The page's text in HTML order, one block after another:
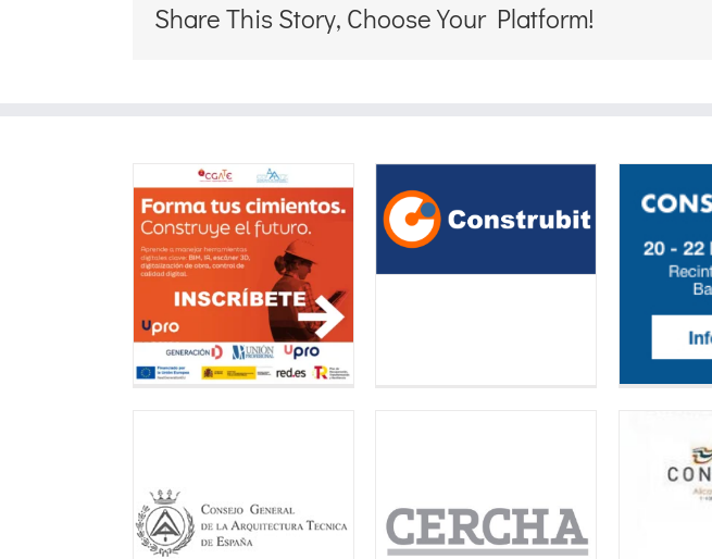
Share This Story, Choose Your Platform!